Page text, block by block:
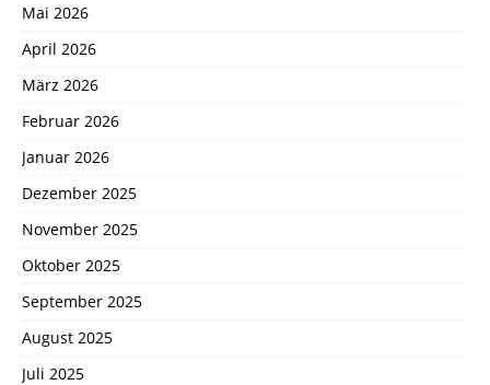
Mai 2026
April 2026
März 2026
Februar 2026
Januar 2026
Dezember 2025
November 2025
Oktober 2025
September 2025
August 2025
Juli 2025